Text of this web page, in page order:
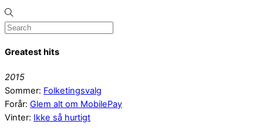
Greatest hits
2015
Sommer: Folketingsvalg
Forår: Glem alt om MobilePay
Vinter: Ikke så hurtigt